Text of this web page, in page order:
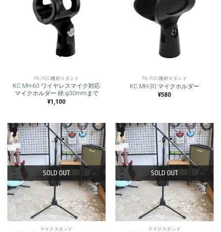
PA/REC機材スタンド
KC MH-60 ワイヤレスマイク対応
マイクホルダー 径:φ30mmまで
¥1,100
PA/REC機材スタンド
KC MH-30 マイクホルダー
¥580
SOLD OUT
マイクスタンド
SOLD OUT
マイクスタンド